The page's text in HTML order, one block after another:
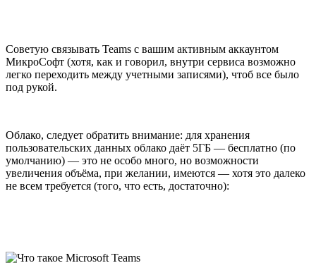
Советую связывать Teams с вашим активным аккаунтом
МикроСофт (хотя, как и говорил, внутри сервиса возможно
легко переходить между учетными записями), чтоб все было
под рукой.
Облако, следует обратить внимание: для хранения
пользовательских данных облако даёт 5ГБ — бесплатно (по
умолчанию) — это не особо много, но возможности
увеличения объёма, при желании, имеются — хотя это далеко
не всем требуется (того, что есть, достаточно):